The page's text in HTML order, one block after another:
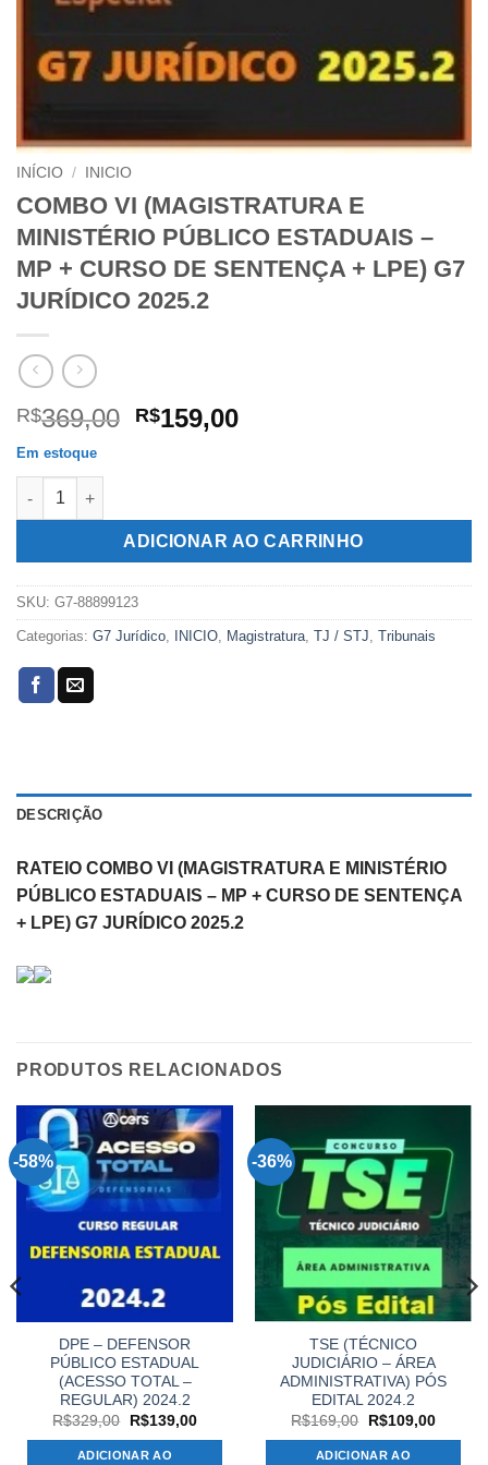
INÍCIO / INICIO
COMBO VI (MAGISTRATURA E
MINISTÉRIO PÚBLICO ESTADUAIS –
MP + CURSO DE SENTENÇA + LPE) G7
JURÍDICO 2025.2
R$369,00 O
R$369,00.
R$159,00O
R$159,00.
Em estoque
COMBO VI (MAGISTRATURA E MINISTÉRIO PÚBLICO
ADICIONAR AO CARRINHO
SKU: G7-88899123
Categorias: G7 Jurídico, INICIO, Magistratura, TJ / STJ, Tribunais
DESCRIÇÃO
RATEIO COMBO VI (MAGISTRATURA E MINISTÉRIO
PÚBLICO ESTADUAIS – MP + CURSO DE SENTENÇA
+ LPE) G7 JURÍDICO 2025.2
PRODUTOS RELACIONADOS
-58%
DPE – DEFENSOR
PÚBLICO ESTADUAL
(ACESSO TOTAL –
REGULAR) 2024.2
R$329,00
O
original
R$139,00O
ADICIONAR AO
-36%
TSE (TÉCNICO
JUDICIÁRIO – ÁREA
ADMINISTRATIVA) PÓS
EDITAL 2024.2
R$169,00
O
original
R$109,00O
ADICIONAR AO